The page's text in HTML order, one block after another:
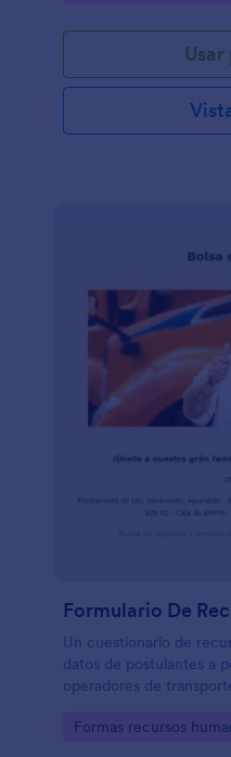
Un cuestionario de
datos de postulantes a
operadores de
de acuerdo a su
Go to Category:
Formas recursos